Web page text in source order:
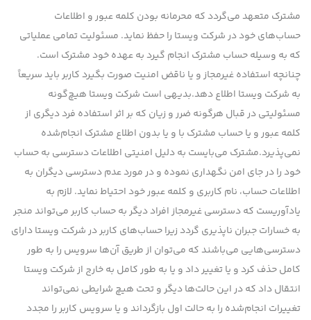
مشترك متعهد می‌گردد كه محرمانه بودن كلمه عبور و اطلاعات
حساب‌های خود در شرکت ویستا را حفظ نماید. مسئولیت تمامی عملیاتی
كه به وسیله حساب مشترك انجام گیرد به عهده خود مشترك است.
چنانچه استفاده غیرمجاز و یا ناقض امنیت صورت بگیرد کاربر باید سریعاً
به شرکت ویستا اطلاع دهد.بدیهی است شرکت ویستا هیچ‌گونه
مسئولیتی در قبال هرگونه ضرر و زیان كه بر اثر استفاده فرد دیگری از
كلمه عبور و یا حساب مشترك با و یا بدون اطلاع مشترك انجام‌شده
نمی‌پذیرد.مشترك می‌بایست به دلیل امنیتی اطلاعات دسترسی به حساب
خود را در جای امن نگهداری نموده و در مورد عدم دسترسی دیگران به
اطلاعات حساب، نام كاربری و كلمه عبور خود احتیاط نماید. لازم به
یادآوریست که دسترسی غیرمجاز افراد دیگر به حساب کاربر می‌تواند منجر
به خسارات جبران ناپذیری گردد زیرا حساب‌های کاربر در شرکت ویستا دارای
دسترسی‌هایی می‌باشند که می‌توان از طریق آن‌ها سرویس را به طور
کامل حذف کرد و یا تغییر داد و یا به طور کامل به خارج از شرکت ویستا
انتقال داد که در این حالت‌ها دیگر و تحت هیچ شرایطی نمی‌تواند
تغییرات انجام‌شده را به حالت اول بازگرداند و یا سرویس کاربر را مجدد